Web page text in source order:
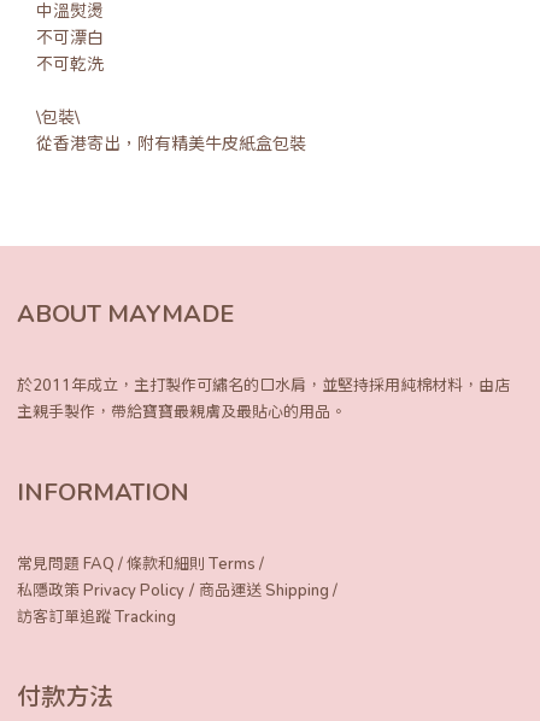
中溫熨燙
不可漂白
不可乾洗
\包裝\
從香港寄出，附有精美牛皮紙盒包裝
ABOUT MAYMADE
於2011年成立，主打製作可繡名的口水肩， 並堅持採用純棉材料，由店
主親手製作， 帶給寶寶最親膚及最貼心的用品。
INFORMATION
常見問題 FAQ /條款和細則 Terms /
私隱政策 Privacy Policy / 商品運送 Shipping /
訪客訂單追蹤 Tracking
付款方法